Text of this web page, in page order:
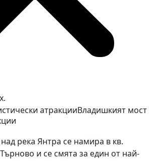
атракцииВладишкият мост
река Янтра се намира в кв.
и се смята за един от най-